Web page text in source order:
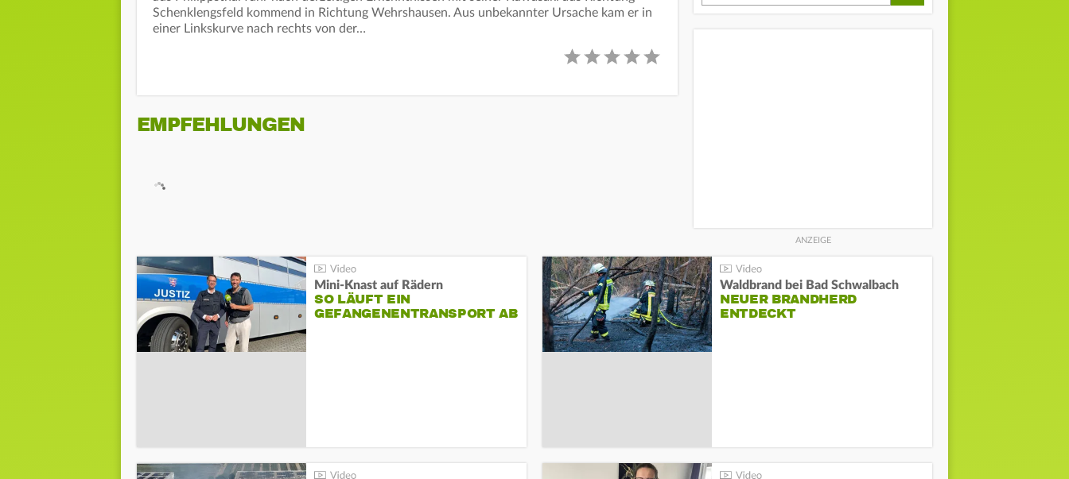
Schenklengsfeld kommend in Richtung Wehrshausen. Aus unbekannter Ursache kam er in
einer Linkskurve nach rechts von der…
EMPFEHLUNGEN
Mini-Knast auf Rädern
SO LÄUFT EIN
GEFANGENENTRANSPORT AB
Waldbrand bei Bad Schwalbach
NEUER BRANDHERD
ENTDECKT